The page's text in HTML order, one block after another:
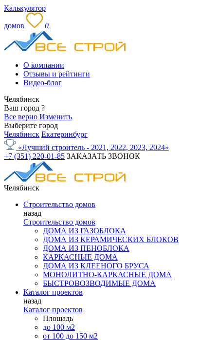
Калькулятор
домов 0
О компании
Отзывы и рейтинги
Видео-блог
Челябинск
Ваш город ?
Все верно Изменить
Выберите город
Челябинск Екатеринбург
«Лучший строитель - 2021, 2022, 2023, 2024»
+7 (351) 220-01-85 ЗАКАЗАТЬ ЗВОНОК
Челябинск
Строительство домов
назад
Строительство домов
ДОМА ИЗ ГАЗОБЛОКА
ДОМА ИЗ КЕРАМИЧЕСКИХ БЛОКОВ
ДОМА ИЗ ПЕНОБЛОКА
КАРКАСНЫЕ ДОМА
ДОМА ИЗ КЛЕЕНОГО БРУСА
МОНОЛИТНО-КАРКАСНЫЕ ДОМА
БЫСТРОВОЗВОДИМЫЕ ДОМА
Каталог проектов
назад
Каталог проектов
Площадь
до 100 м2
от 100 до 150 м2